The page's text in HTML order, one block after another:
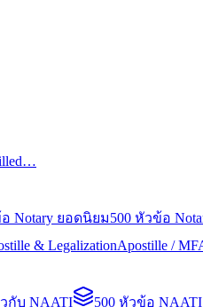
Notary ยอดนิยม500 หัวข้อ
& LegalizationApostille /
กับ NAATI 500 หัวข้อ